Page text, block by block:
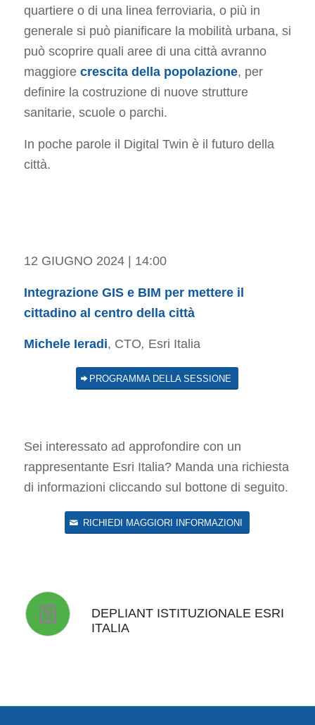
quartiere o di una linea ferroviaria, o più in
generale si può pianificare la mobilità urbana, si
può scoprire quali aree di una città avranno
maggiore crescita della popolazione, per
definire la costruzione di nuove strutture
sanitarie, scuole o parchi.
In poche parole il Digital Twin è il futuro della
città.
12 GIUGNO 2024 | 14:00
Integrazione GIS e BIM per mettere il
cittadino al centro della città
Michele Ieradi, CTO, Esri Italia
PROGRAMMA DELLA SESSIONE
Sei interessato ad approfondire con un
rappresentante Esri Italia? Manda una richiesta
di informazioni cliccando sul bottone di seguito.
RICHIEDI MAGGIORI INFORMAZIONI
DEPLIANT ISTITUZIONALE ESRI
ITALIA